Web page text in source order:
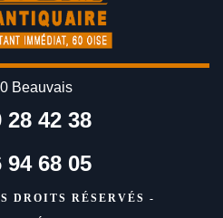
Beauvais
28 42 38
94 68 05
DROITS RÉSERVÉS -